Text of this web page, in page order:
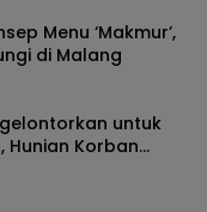
Menu ‘Makmur’,
di Malang
untuk
Hunian Korban